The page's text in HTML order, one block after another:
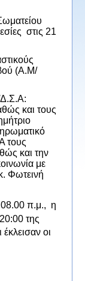
στις 21
(Α.Μ/
Δ.Σ.Α:
και τους
τoυς
και την
με
Φωτεινή
08.00 π.μ., η
της
έκλεισαν οι